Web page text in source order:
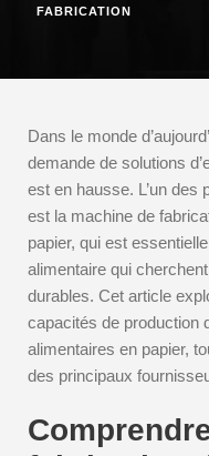
FABRICATION
Dans le monde
demande de solutions
est en hausse. L’un
est la machine de
papier, qui est
alimentaire qui
durables. Cet article
capacités de production
alimentaires en papier,
des principaux